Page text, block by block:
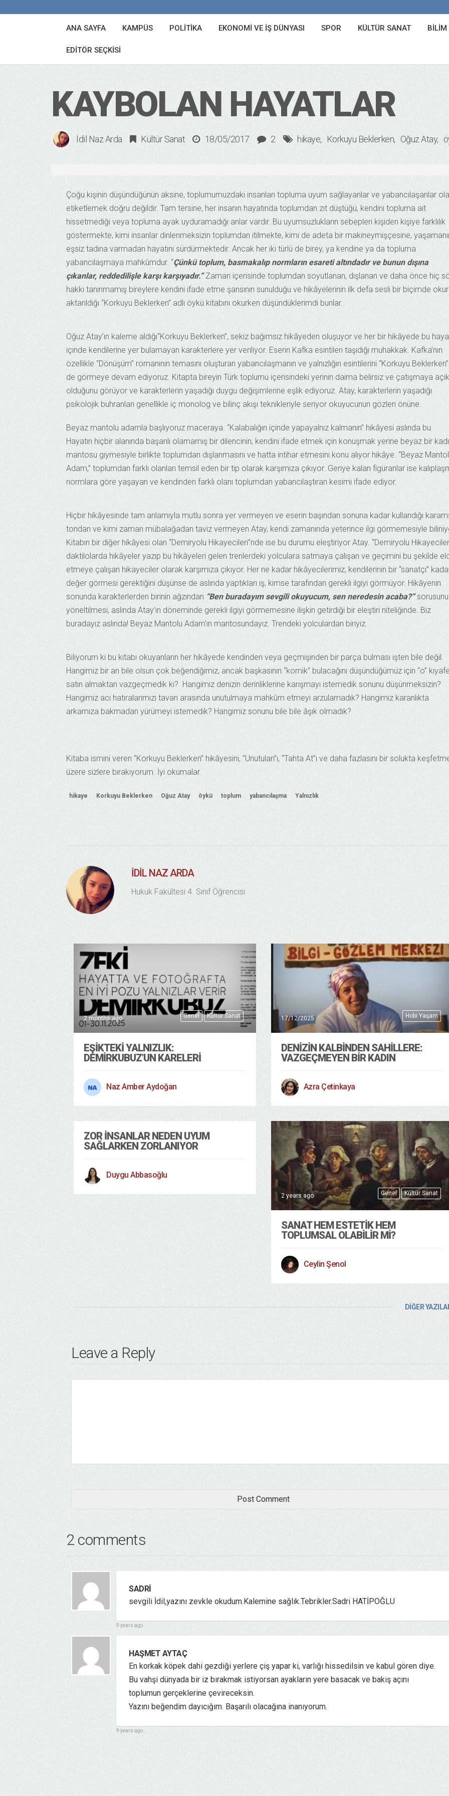
ANA SAYFA KAMPÜS POLITIKA EKONOMI VE İŞ DÜNYASI SPOR KÜLTÜR SANAT BILIM
EDITÖR SEÇKISI
KAYBOLAN HAYATLAR
İdil Naz Arda Kültür Sanat 18/05/2017 2 hikaye Korkuyu Beklerken Oğuz Atay
Çoğu kişinin düşündüğünün aksine, toplumumuzdaki insanları topluma uyum sağlayanlar ve yabancılaşanlar
etiketlemek doğru değildir. Tam tersine, her insanın hayatında toplumdan zıt düştüğü, kendini topluma ait
hissetmediği veya topluma ayak uyduramadığı anlar vardır. Bu uyumsuzlukların sebepleri kişiden kişiye farklılık
göstermekte, kimi insanlar dinlenmeksizin toplumdan itilmekte, kimi de adeta bir makineymişçesine,
eşsiz tadına varmadan hayatını sürdürmektedir. Ancak her iki türlü de birey, ya kendine ya da topluma
yabancılaşmaya mahkûmdur. “Çünkü toplum, basmakalıp normların esareti altındadır ve bunun dışına
çıkanlar, reddedilişle karşı karşıyadır.”Zaman içerisinde toplumdan soyutlanan, dışlanan ve daha önce hiç
hakkı tanınmamış bireylere kendini ifade etme şansının sunulduğu ve hikâyelerinin ilk defa sesli bir biçimde
aktarıldığı “Korkuyu Beklerken” adlı öykü kitabını okurken düşündüklerimdi bunlar.
Oğuz Atay’ın kaleme aldığı“Korkuyu Beklerken”, sekiz bağımsız hikâyeden oluşuyor ve her bir hikâyede bu
içinde kendilerine yer bulamayan karakterlere yer veriliyor. Eserin Kafka esintileri taşıdığı muhakkak. Kafka’nın
özellikle “Dönüşüm” romanının temasını oluşturan yabancılaşmanın ve yalnızlığın esintilerini “Korkuyu
de görmeye devam ediyoruz. Kitapta bireyin Türk toplumu içerisindeki yerinin daima belirsiz ve çatışmaya açık
olduğunu görüyor ve karakterlerin yaşadığı duygu değişimlerine eşlik ediyoruz. Atay, karakterlerin yaşadığı
psikolojik buhranları genellikle iç monolog ve bilinç akışı teknikleriyle seriyor okuyucunun gözleri önüne.
Beyaz mantolu adamla başlıyoruz maceraya. “Kalabalığın içinde yapayalnız kalmanın” hikâyesi aslında bu.
Hayatın hiçbir alanında başarılı olamamış bir dilencinin, kendini ifade etmek için konuşmak yerine beyaz bir
mantosu giymesiyle birlikte toplumdan dışlanmasını ve hatta intihar etmesini konu alıyor hikâye. “Beyaz
Adam,” toplumdan farklı olanları temsil eden bir tip olarak karşımıza çıkıyor. Geriye kalan figüranlar ise
normlara göre yaşayan ve kendinden farklı olanı toplumdan yabancılaştıran kesimi ifade ediyor.
Hiçbir hikâyesinde tam anlamıyla mutlu sonra yer vermeyen ve eserin başından sonuna kadar kullandığı
tondan ve kimi zaman mübalağadan taviz vermeyen Atay, kendi zamanında yeterince ilgi görmemesiyle
Kitabın bir diğer hikâyesi olan “Demiryolu Hikayecileri”nde ise bu durumu eleştiriyor Atay. “Demiryolu
daktilolarda hikâyeler yazıp bu hikâyeleri gelen trenlerdeki yolculara satmaya çalışan ve geçimini bu şekilde
etmeye çalışan hikayeciler olarak karşımıza çıkıyor. Her ne kadar hikâyecilerimiz, kendilerinin bir “sanatçı”
değer görmesi gerektiğini düşünse de aslında yaptıkları iş, kimse tarafından gerekli ilgiyi görmüyor. Hikâyenin
sonunda karakterlerden birinin ağzından “Ben buradayım sevgili okuyucum, sen neredesin acaba?”
yöneltilmesi, aslında Atay’ın döneminde gerekli ilgiyi görmemesine ilişkin getirdiği bir eleştiri niteliğinde. Biz
buradayız aslında! Beyaz Mantolu Adam’ın mantosundayız. Trendeki yolculardan biriyiz.
Biliyorum ki bu kitabı okuyanların her hikâyede kendinden veya geçmişinden bir parça bulması işten bile değil.
Hangimiz bir an bile olsun çok beğendiğimiz, ancak başkasının “komik” bulacağını düşündüğümüz için “o”
satın almaktan vazgeçmedik ki? Hangimiz denizin derinliklerine karışmayı istemedik sonunu düşünmeksizin?
Hangimiz acı hatıralarımızı tavan arasında unutulmaya mahkûm etmeyi arzulamadık? Hangimiz karanlıkta
arkamıza bakmadan yürümeyi istemedik? Hangimiz sonunu bile bile âşık olmadık?
Kitaba ismini veren “Korkuyu Beklerken” hikâyesini, “Unutulan”ı, “Tahta At”ı ve daha fazlasını bir solukta
üzere sizlere bırakıyorum. İyi okumalar.
hikaye Korkuyu Beklerken Oğuz Atay öykü toplum yabancılaşma Yalnızlık
İDIL NAZ ARDA
Hukuk Fakültesi 4. Sınıf Öğrencisi
Genel Kültür Sanat
2 months ago
EŞIKTEKI YALNIZLIK:
DEMIRKUBUZ’UN KARELERI
Naz Amber Aydoğan
Hobi Yaşam
17/12/2025
DENİZİN KALBİNDEN SAHİLLERE:
VAZGEÇMEYEN BİR KADIN
Azra Çetinkaya
ZOR İNSANLAR NEDEN UYUM
SAĞLARKEN ZORLANIYOR
Duygu Abbasoğlu
Genel Kültür Sanat
2 years ago
SANAT HEM ESTETIK HEM
TOPLUMSAL OLABILIR MI?
Ceylin Şenol
DİĞER
Leave a Reply
2 comments
SADRİ
sevgili İdil,yazını zevkle okudum.Kalemine sağlık.Tebrikler.Sadri HATİPOĞLU
9 years ago
HAŞMET AYTAÇ
En korkak köpek dahi gezdiği yerlere çiş yapar ki, varlığı hissedilsin ve kabul gören diye.
Bu vahşi dünyada bir iz bırakmak istiyorsan ayakların yere basacak ve bakış açını
toplumun gerçeklerine çevireceksin.
Yazını beğendim dayıcığım. Başarılı olacağına inanıyorum.
9 years ago